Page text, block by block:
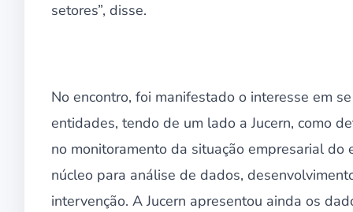
setores”, disse.
No encontro, foi manifestado o interesse em
entidades, tendo de um lado a Jucern, como
no monitoramento da situação empresarial do
núcleo para análise de dados,
intervenção. A Jucern apresentou ainda os